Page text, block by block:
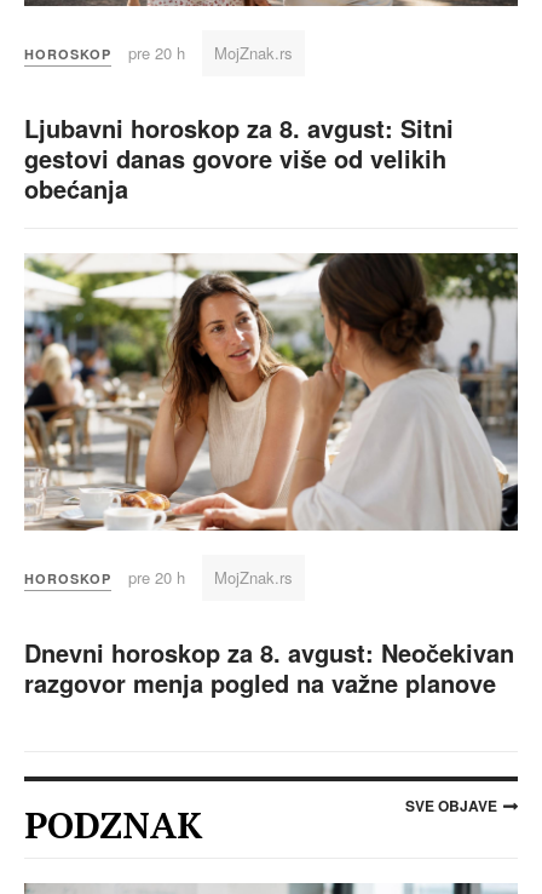
HOROSKOP pre 20 h MojZnak.rs
Ljubavni horoskop za 8. avgust: Sitni
gestovi danas govore više od velikih
obećanja
HOROSKOP pre 20 h MojZnak.rs
Dnevni horoskop za 8. avgust: Neočekivan
razgovor menja pogled na važne planove
PODZNAK SVE OBJAVE